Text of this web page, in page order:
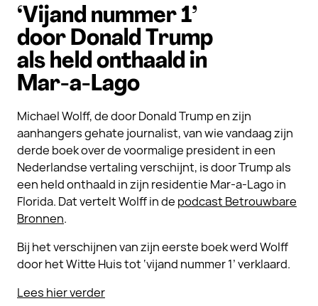
‘Vijand nummer 1’
door Donald Trump
als held onthaald in
Mar-a-Lago
Michael Wolff, de door Donald Trump en zijn
aanhangers gehate journalist, van wie vandaag zijn
derde boek over de voormalige president in een
Nederlandse vertaling verschijnt, is door Trump als
een held onthaald in zijn residentie Mar-a-Lago in
Florida. Dat vertelt Wolff in de podcast Betrouwbare
Bronnen.
Bij het verschijnen van zijn eerste boek werd Wolff
door het Witte Huis tot ‘vijand nummer 1’ verklaard.
Lees hier verder